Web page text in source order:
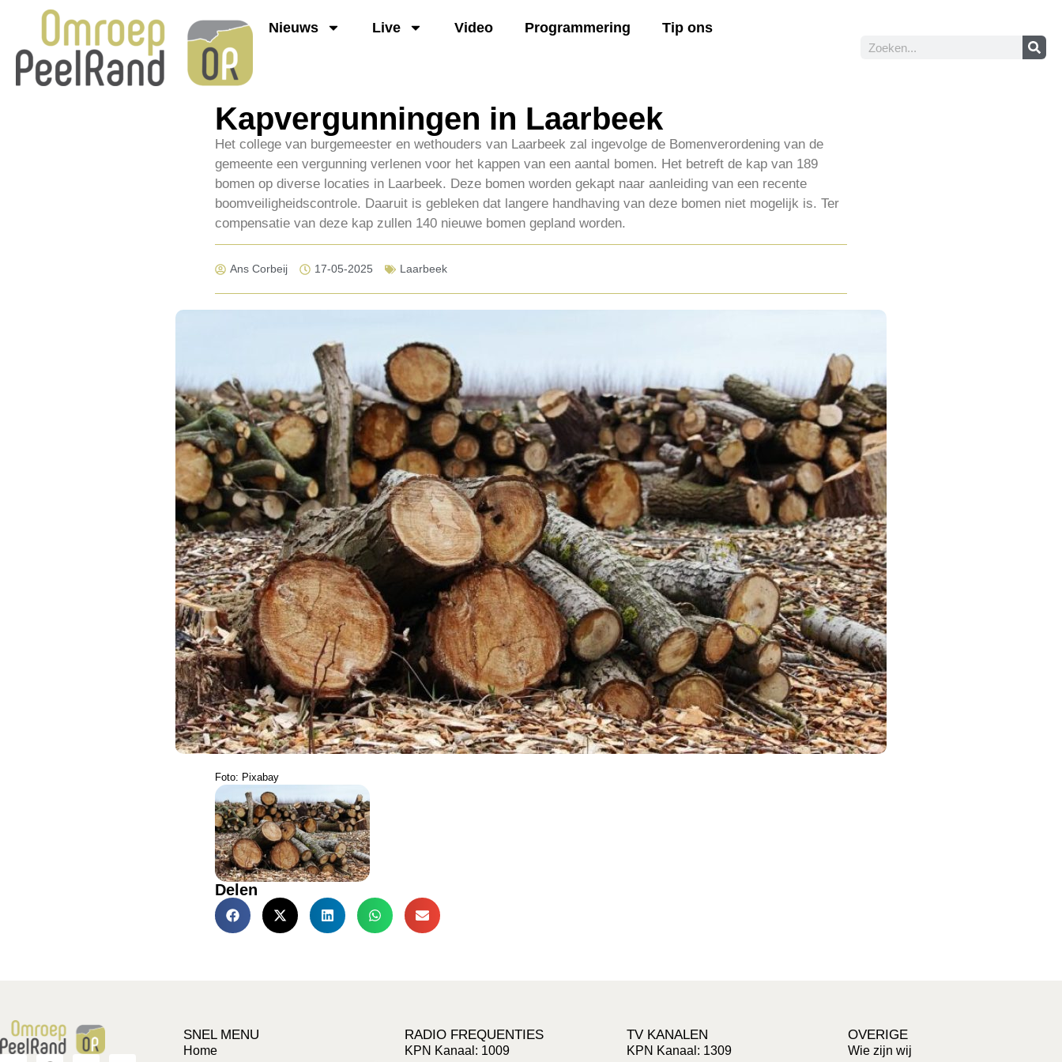
Nieuws Live Video Programmering Tip ons
Kapvergunningen in Laarbeek
Het college van burgemeester en wethouders van Laarbeek zal ingevolge de Bomenverordening van de
gemeente een vergunning verlenen voor het kappen van een aantal bomen. Het betreft de kap van 189
bomen op diverse locaties in Laarbeek. Deze bomen worden gekapt naar aanleiding van een recente
boomveiligheidscontrole. Daaruit is gebleken dat langere handhaving van deze bomen niet mogelijk is. Ter
compensatie van deze kap zullen 140 nieuwe bomen gepland worden.
Ans Corbeij 17-05-2025 Laarbeek
Foto: Pixabay
Delen
SNEL MENU
Home
RADIO FREQUENTIES
KPN Kanaal: 1009
TV KANALEN
KPN Kanaal: 1309
OVERIGE
Wie zijn wij